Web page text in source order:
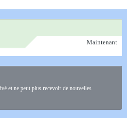
Maintenant
et ne peut plus recevoir de nouvelles